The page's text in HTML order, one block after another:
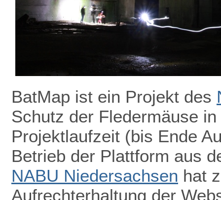
BatMap ist ein Projekt des
Schutz der Fledermäuse
Projektlaufzeit (bis Ende
Betrieb der Plattform aus
NABU Niedersachsen hat
Aufrechterhaltung der